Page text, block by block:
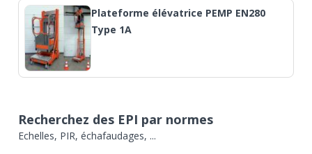
Plateforme élévatrice PEMP EN280
Type 1A
Recherchez des EPI par normes
Echelles, PIR, échafaudages, ...